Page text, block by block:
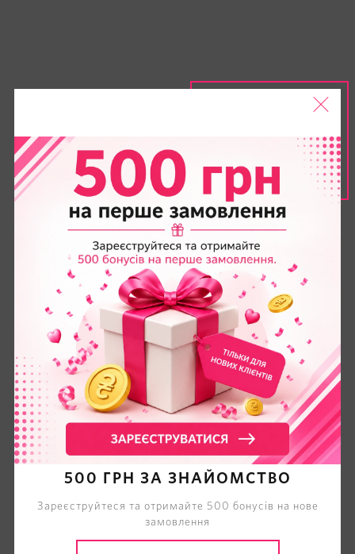
500 ГРН ЗА ЗНАЙОМСТВО
Зареєструйтеся та отримайте 500 бонусів на нове
замовлення